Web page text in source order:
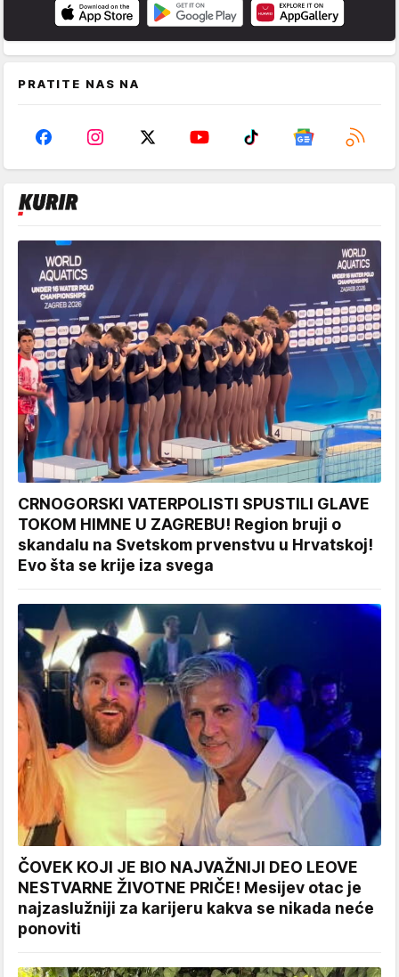
PRATITE NAS NA
CRNOGORSKI VATERPOLISTI SPUSTILI GLAVE
TOKOM HIMNE U ZAGREBU! Region bruji o
skandalu na Svetskom prvenstvu u Hrvatskoj!
Evo šta se krije iza svega
ČOVEK KOJI JE BIO NAJVAŽNIJI DEO LEOVE
NESTVARNE ŽIVOTNE PRIČE! Mesijev otac je
najzaslužniji za karijeru kakva se nikada neće
ponoviti